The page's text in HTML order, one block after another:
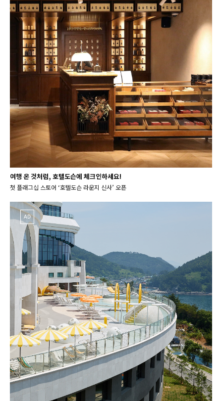
여행 온 것처럼, 호텔도슨에 체크인하세요!
첫 플래그십 스토어 ‘호텔도슨 라운지 신사’ 오픈
AD